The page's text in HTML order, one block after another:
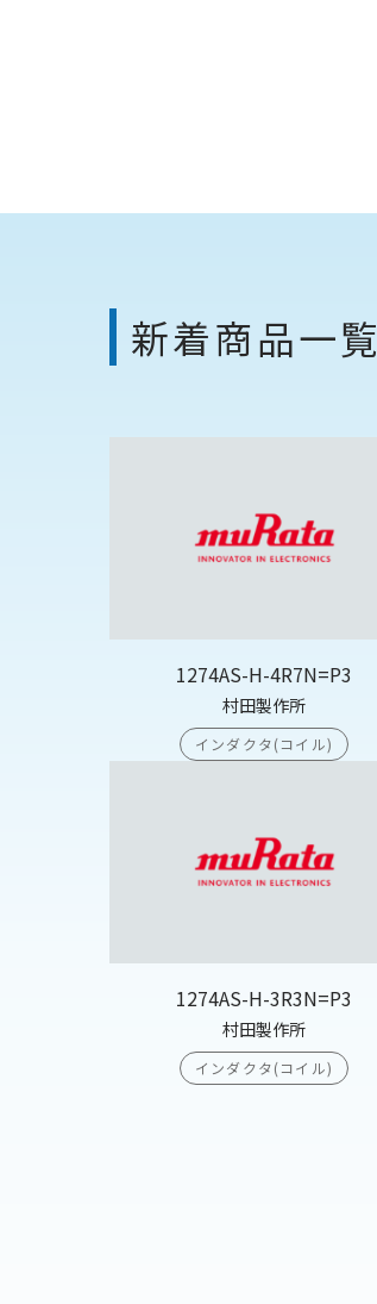
新着商品一覧
1274AS-H-4R7N=P3
村田製作所
インダクタ(コイル)
1274AS-H-3R3N=P3
村田製作所
インダクタ(コイル)